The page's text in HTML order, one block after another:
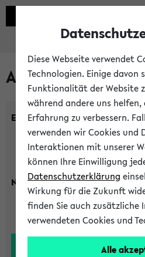
Alle Lehrenden
Einrichtung:
Nachname:
Diese Webseite verwendet
Technologien. Einige davon
Funktionalität der Website
während andere uns
Erfahrung zu verbessern.
verwenden wir Cookies und
Interaktionen mit unserer
können Ihre Einwilligung
Datenschutzerklärung
Wirkung für die Zukunft
finden Sie auch zusätzliche
verwendeten Cookies und
Alle